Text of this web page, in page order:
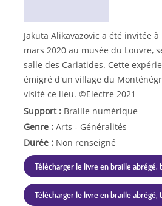
Jakuta Alikavazovic a été invitée
mars 2020 au musée du Louvre,
salle des Cariatides. Cette
émigré d'un village du
visité ce lieu. ©Electre 2021
Support : Braille numérique
Genre : Arts - Généralités
Durée : Non renseigné
Télécharger le livre en braille abrégé,
Télécharger le livre en braille abrégé,